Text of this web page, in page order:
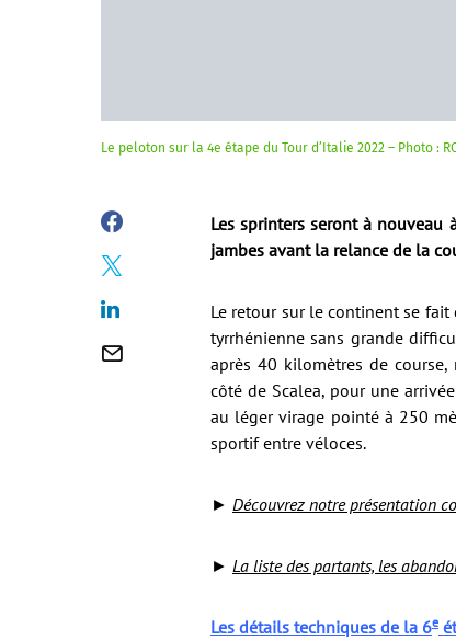
Le peloton sur la 4e étape du Tour d’Italie 2022 – Photo :
Les sprinters seront à nouveau
jambes avant la relance de la
Le retour sur le continent se
tyrrhénienne sans grande
après 40 kilomètres de
côté de Scalea, pour une
au léger virage pointé à 250
sportif entre véloces.
► Découvrez notre présentation
► La liste des partants, les
Les détails techniques de la 6e